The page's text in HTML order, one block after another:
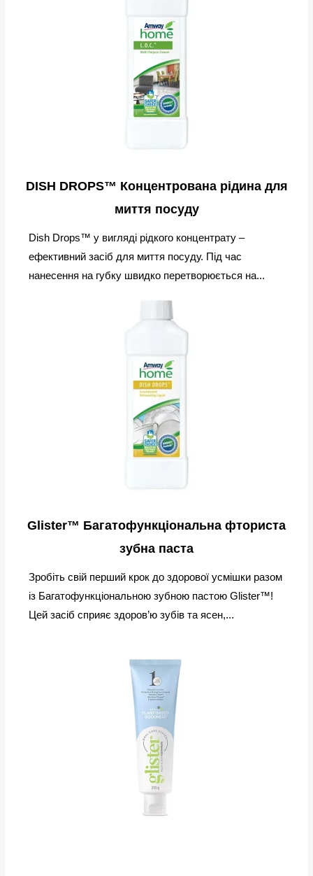
DISH DROPS™ Концентрована рідина для
миття посуду
Dish Drops™ у вигляді рідкого концентрату –
ефективний засіб для миття посуду. Під час
нанесення на губку швидко перетворюється на...
Glister™ Багатофункціональна фториста
зубна паста
Зробіть свій перший крок до здорової усмішки разом
із Багатофункціональною зубною пастою Glister™!
Цей засіб сприяє здоров’ю зубів та ясен,...